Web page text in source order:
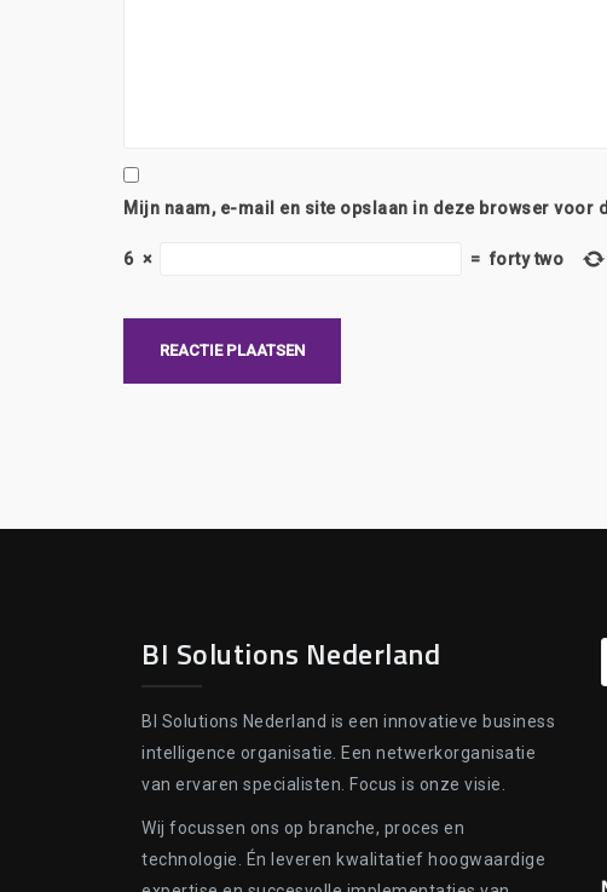
Mijn naam, e-mail en site opslaan in deze browser voor
6 × = forty two
BI Solutions Nederland
BI Solutions Nederland is een innovatieve business
intelligence organisatie. Een netwerkorganisatie
van ervaren specialisten. Focus is onze visie.
Wij focussen ons op branche, proces en
technologie. Én leveren kwalitatief hoogwaardige